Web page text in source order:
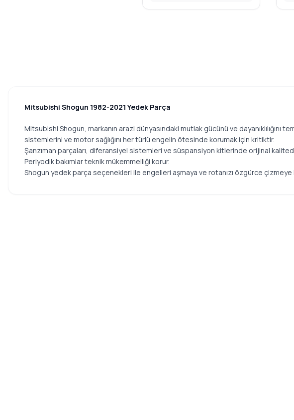
Mitsubishi Shogun 1982-2021 Yedek Parça
Mitsubishi Shogun, markanın arazi dünyasındaki mutlak gücünü ve
sistemlerini ve motor sağlığını her türlü engelin ötesinde korumak için kritiktir.
Şanzıman parçaları, diferansiyel sistemleri ve süspansiyon kitlerinde orijinal
Periyodik bakımlar teknik mükemmelliği korur.
Shogun yedek parça seçenekleri ile engelleri aşmaya ve rotanızı özgürce